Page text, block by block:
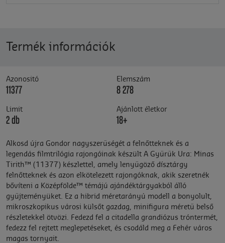
Termék információk
Azonositó
11377
Elemszám
8 278
Limit
2 db
Ajánlott életkor
18+
Alkosd újra Gondor nagyszerűségét a felnőtteknek és a
legendás filmtrilógia rajongóinak készült A Gyűrűk Ura: Minas
Tirith™ (11377) készlettel, amely lenyűgöző dísztárgy
felnőtteknek és azon elkötelezett rajongóknak, akik szeretnék
bővíteni a Középfölde™ témájú ajándéktárgyakból álló
gyűjteményüket. Ez a hibrid méretarányú modell a bonyolult,
mikroszkopikus városi külsőt gazdag, minifigura méretű belső
részletekkel ötvözi. Fedezd fel a citadella grandiózus tróntermét,
fedezz fel rejtett meglepetéseket, és csodáld meg a Fehér város
magas tornyait.